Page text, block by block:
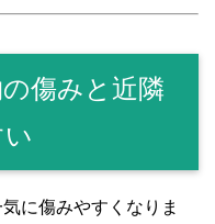
傷みと近隣
に傷みやすくなりま